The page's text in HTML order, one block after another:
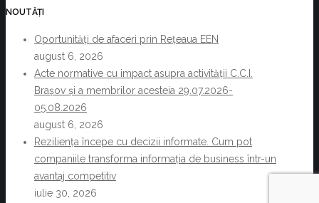
NOUTĂȚI
Oportunități de afaceri prin Rețeaua EEN
august 6, 2026
Acte normative cu impact asupra activității C.C.I.
Brașov și a membrilor acesteia 29.07.2026-
05.08.2026
august 6, 2026
Reziliența începe cu decizii informate. Cum pot
companiile transforma informația de business într-un
avantaj competitiv
iulie 30, 2026